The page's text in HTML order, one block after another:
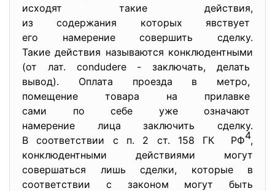
исходят такие действия,
из содержания которых явствует
его намерение совершить сделку.
Такие действия называются конклюдентными
(от лат. condudere - заключать, делать
вывод). Оплата проезда в метро,
помещение товара на прилавке
сами по себе уже означают
намерение лица заключить сделку.
В соответствии с п. 2 ст. 158 ГК РФ4,
конклюдентными действиями могут
совершаться лишь сделки, которые в
соответствии с законом могут быть